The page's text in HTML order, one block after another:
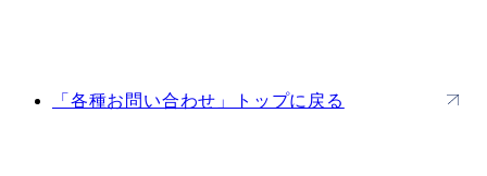
「各種お問い合わせ」トップに戻る